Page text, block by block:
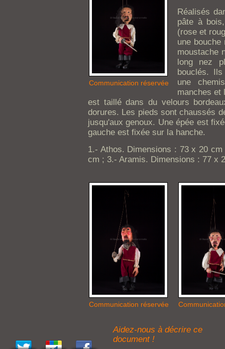
Communication réservée
Réalisés
pâte à
(rose et
une bouche
moustache
long nez
bouclés.
une
manches et
est taillé dans du velours
dorures. Les pieds sont chaussés
jusqu'aux genoux. Une épée est
gauche est fixée sur la hanche.
1.- Athos. Dimensions : 73 x 20
cm ; 3.- Aramis. Dimensions : 77 x
Communication réservée
Aidez-nous à décrire ce
document !